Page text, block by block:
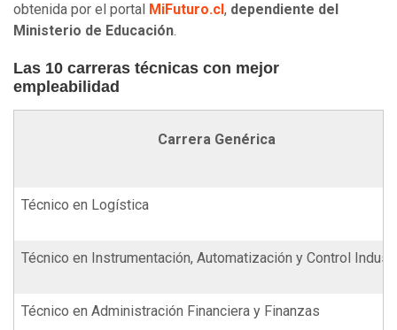
obtenida por el portal MiFuturo.cl , dependiente del
Ministerio de Educación.
Las 10 carreras técnicas con mejor
empleabilidad
Carrera Genérica
Técnico en Logística
Técnico en Instrumentación, Automatización y Control
Técnico en Administración Financiera y Finanzas